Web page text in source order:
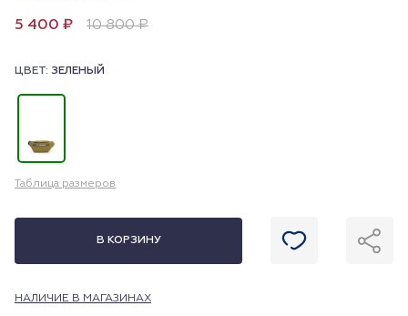
5 400 ₽ 10 800 ₽
ЦВЕТ: ЗЕЛЕНЫЙ
Таблица размеров
В КОРЗИНУ
НАЛИЧИЕ В МАГАЗИНАХ